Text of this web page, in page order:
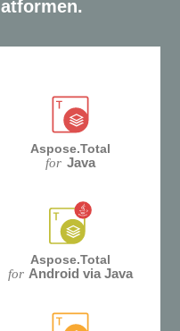
Aspose.Total
for Java
Aspose.Total
for Android via Java